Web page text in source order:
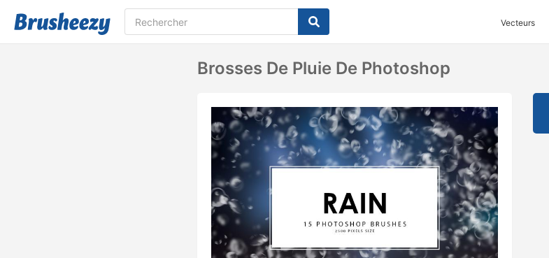
Vecteurs
Brosses De Pluie De Photoshop